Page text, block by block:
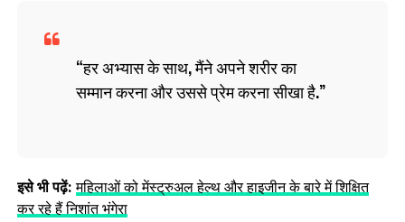
हर अभ्यास के साथ, मैंने अपने शरीर का
सम्मान करना और उससे प्रेम करना सीखा है.
इसे भी पढ़ें:महिलाओं को मेंस्ट्रुअल हेल्थ और हाइजीन के बारे में शिक्षित
कर रहे हैं निशांत भंगेरा